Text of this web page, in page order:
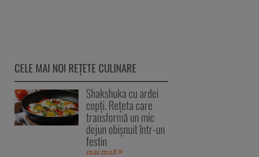
CELE MAI NOI REȚETE CULINARE
Shakshuka cu ardei
copți. Rețeta care
transformă un mic
dejun obișnuit într-un
festin
mai mult